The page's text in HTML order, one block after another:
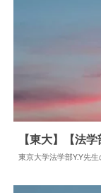
【東大】【法
東京大学法学部Y.Y先